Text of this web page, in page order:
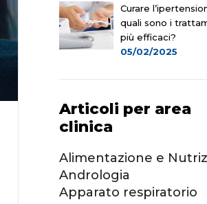
Curare
quali sono i
più efficaci?
05/02/2025
Articoli per area
clinica
Alimentazione e
Andrologia
Apparato respiratorio